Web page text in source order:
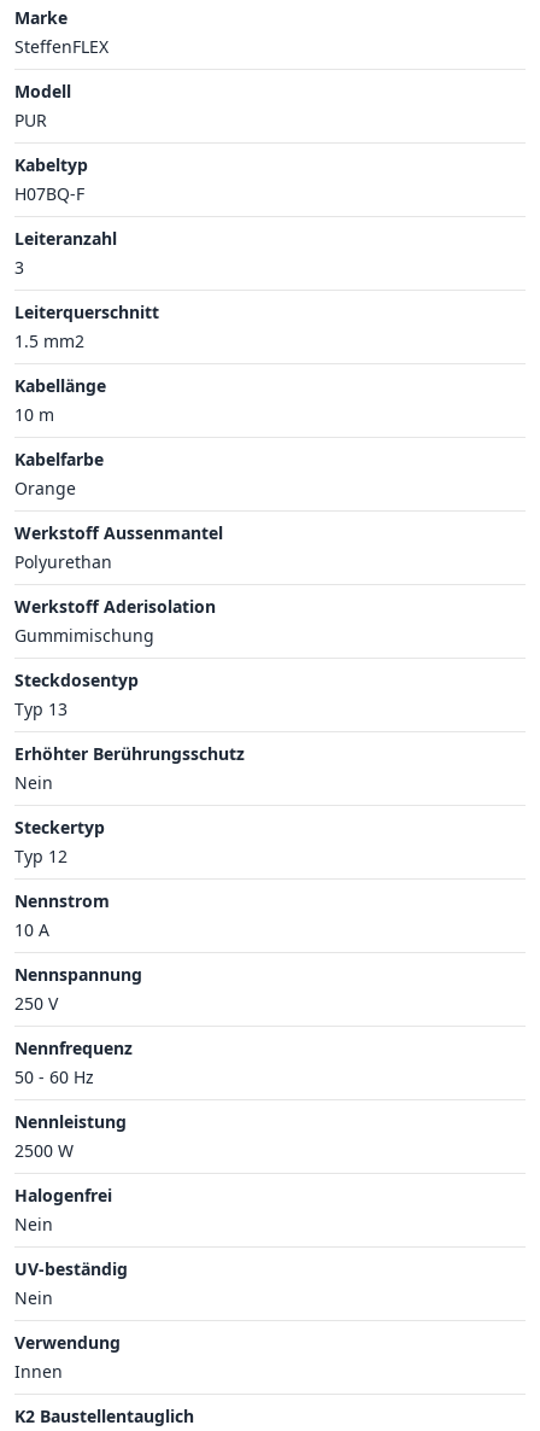
Marke
SteffenFLEX
Modell
PUR
Kabeltyp
H07BQ-F
Leiteranzahl
3
Leiterquerschnitt
1.5 mm2
Kabellänge
10 m
Kabelfarbe
Orange
Werkstoff Aussenmantel
Polyurethan
Werkstoff Aderisolation
Gummimischung
Steckdosentyp
Typ 13
Erhöhter Berührungsschutz
Nein
Steckertyp
Typ 12
Nennstrom
10 A
Nennspannung
250 V
Nennfrequenz
50 - 60 Hz
Nennleistung
2500 W
Halogenfrei
Nein
UV-beständig
Nein
Verwendung
Innen
K2 Baustellentauglich